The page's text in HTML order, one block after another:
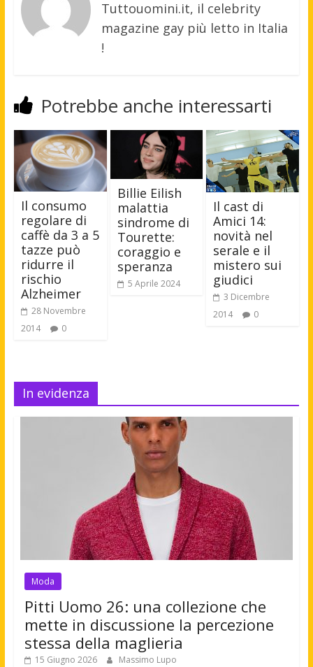
Tuttouomini.it, il celebrity
magazine gay più letto in Italia
!
Potrebbe anche interessarti
Il consumo
regolare di
caffè da 3 a 5
tazze può
ridurre il
rischio
Alzheimer
28 Novembre
2014
0
Billie Eilish
malattia
sindrome di
Tourette:
coraggio e
speranza
5 Aprile 2024
Il cast di
Amici 14:
novità nel
serale e il
mistero sui
giudici
3 Dicembre
2014
0
In evidenza
Moda
Pitti Uomo 26: una collezione che
mette in discussione la percezione
stessa della maglieria
15 Giugno 2026 Massimo Lupo